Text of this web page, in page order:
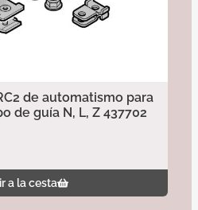
de automatismo para
de guía N, L, Z 437702
a la cesta